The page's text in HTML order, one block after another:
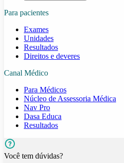
Para pacientes
Exames
Unidades
Resultados
Direitos e deveres
Canal Médico
Para Médicos
Núcleo de Assessoria Médica
Nav Pro
Dasa Educa
Resultados
Você tem dúvidas?